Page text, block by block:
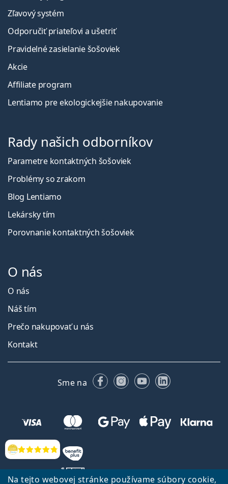
Na tejto webovej stránke používame súbory cookie,
Hodnotenia
Zľavový systém
Odporučiť priateľovi a ušetriť
Pravidelné zasielanie šošoviek
Akcie
Affiliate program
Lentiamo pre ekologickejšie nakupovanie
Rady našich odborníkov
Parametre kontaktných šošoviek
Problémy so zrakom
Blog Lentiamo
Lekársky tím
Porovnanie kontaktných šošoviek
O nás
O nás
Náš tím
Prečo nakupovať u nás
Kontakt
Sme na FacebookuInstagrame
YouTubeLinkedIn